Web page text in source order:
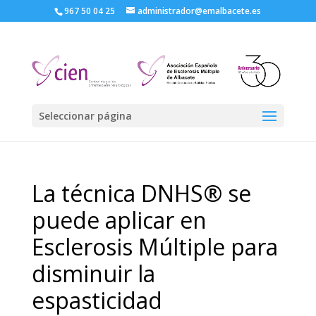
967 50 04 25 administrador@emalbacete.es
Seleccionar página
La técnica DNHS® se
puede aplicar en
Esclerosis Múltiple para
disminuir la
espasticidad